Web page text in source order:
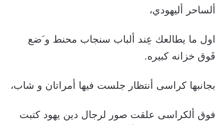
ألساحر أليهودي،
اول ما يطالعك عِند ألباب سنجاب محنط و َضع
فَوق خزانه كبيره.
بجانبها كراسى أنتظار جلست فيها أمراتان و شاب،
فوق ألكراسى علقت صور لرجال دين يهود كتبت